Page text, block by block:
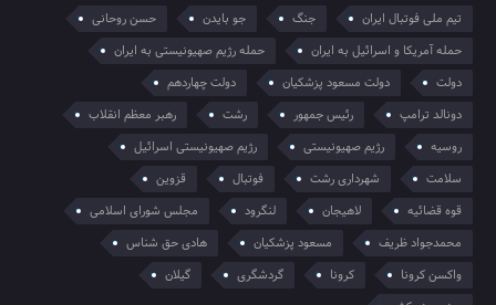
تیم ملی فوتبال ایران
جنگ جو بایدن
حسن روحانی
حمله آمریکا و اسرائیل به ایران
حمله رژیم صهیونیستی به ایران
دولت
دولت مسعود پزشکیان
دولت چهاردهم
دونالد ترامپ
رئیس جمهور رشت
رهبر معظم انقلاب
روسیه
رژیم صهیونیستی
رژیم صهیونیستی اسرائیل
سلامت
شهرداری رشت فوتبال
قزوین
قوه قضائیه
لاهیجان لنگرود
مجلس شورای اسلامی
محمدجواد ظریف
مسعود پزشکیان
هادی حق شناس
واکسن کرونا
کرونا گردشگری
گیلان